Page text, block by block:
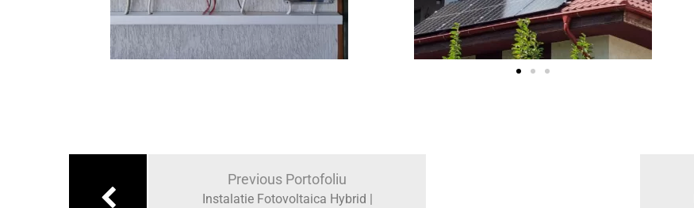
Previous Portofoliu
Instalatie Fotovoltaica Hybrid |